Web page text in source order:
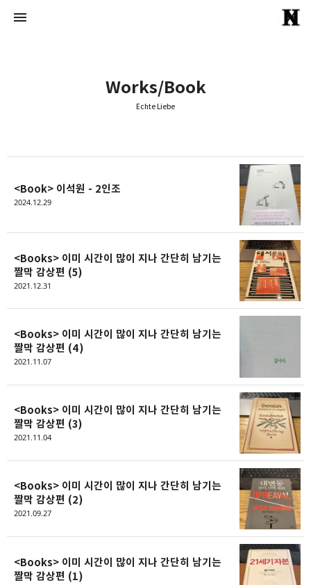
Works/Book
Echte Liebe
<Book> 이석원 - 2인조
2024.12.29
<Books> 이미 시간이 많이 지나 간단히 남기는
짤막 감상편 (5)
2021.12.31
<Books> 이미 시간이 많이 지나 간단히 남기는
짤막 감상편 (4)
2021.11.07
<Books> 이미 시간이 많이 지나 간단히 남기는
짤막 감상편 (3)
2021.11.04
<Books> 이미 시간이 많이 지나 간단히 남기는
짤막 감상편 (2)
2021.09.27
<Books> 이미 시간이 많이 지나 간단히 남기는
짤막 감상편 (1)
Echte Liebe